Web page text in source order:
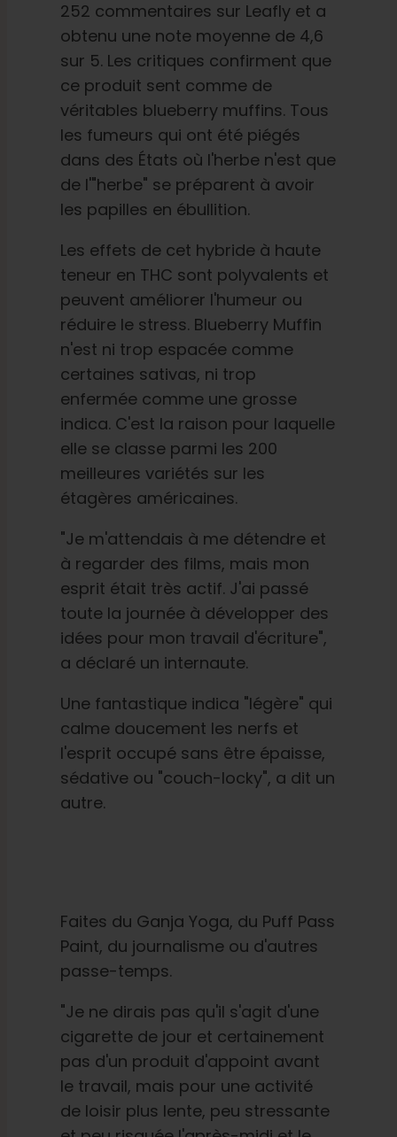
252 commentaires sur Leafly et a
obtenu une note moyenne de 4,6
sur 5. Les critiques confirment que
ce produit sent comme de
véritables blueberry muffins. Tous
les fumeurs qui ont été piégés
dans des États où l'herbe n'est que
de l'"herbe" se préparent à avoir
les papilles en ébullition.
Les effets de cet hybride à haute
teneur en THC sont polyvalents et
peuvent améliorer l'humeur ou
réduire le stress. Blueberry Muffin
n'est ni trop espacée comme
certaines sativas, ni trop
enfermée comme une grosse
indica. C'est la raison pour laquelle
elle se classe parmi les 200
meilleures variétés sur les
étagères américaines.
"Je m'attendais à me détendre et
à regarder des films, mais mon
esprit était très actif. J'ai passé
toute la journée à développer des
idées pour mon travail d'écriture",
a déclaré un internaute.
Une fantastique indica "légère" qui
calme doucement les nerfs et
l'esprit occupé sans être épaisse,
sédative ou "couch-locky", a dit un
autre.
Faites du Ganja Yoga, du Puff Pass
Paint, du journalisme ou d'autres
passe-temps.
"Je ne dirais pas qu'il s'agit d'une
cigarette de jour et certainement
pas d'un produit d'appoint avant
le travail, mais pour une activité
de loisir plus lente, peu stressante